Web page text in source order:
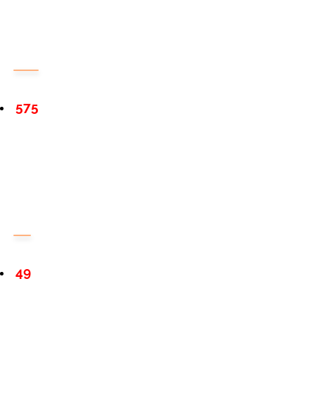
575
49